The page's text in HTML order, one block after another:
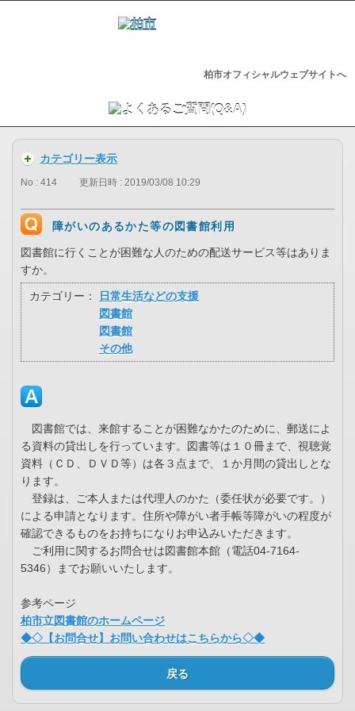
柏市オフィシャルウェブサイトへ
カテゴリー表示
No : 414 更新日時 : 2019/03/08 10:29
障がいのあるかた等の図書館利用
図書館に行くことが困難な人のための配送サービス等はありま
すか。
カテゴリー：
日常生活などの支援
図書館
図書館
その他
図書館では、来館することが困難なかたのために、郵送によ
る資料の貸出しを行っています。図書等は１０冊まで、視聴覚
資料（ＣＤ、ＤＶＤ等）は各３点まで、１か月間の貸出しとな
ります。
登録は、ご本人または代理人のかた（委任状が必要です。）
による申請となります。住所や障がい者手帳等障がいの程度が
確認できるものをお持ちになりお申込みいただきます。
ご利用に関するお問合せは図書館本館（電話04-7164-
5346）までお願いいたします。
参考ページ
柏市立図書館のホームページ
◆◇【お問合せ】お問い合わせはこちらから◇◆
戻る